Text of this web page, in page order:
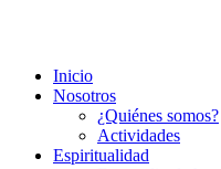
Inicio
Nosotros
¿Quiénes somos?
Actividades
Espiritualidad